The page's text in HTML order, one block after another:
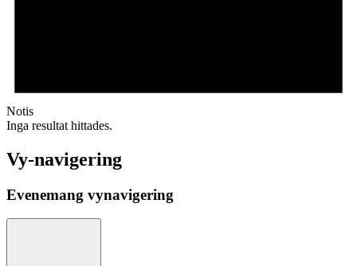
Notis
Inga resultat hittades.
Vy-navigering
Evenemang vynavigering